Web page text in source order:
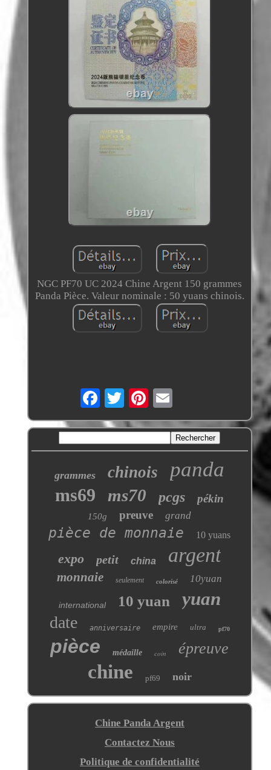
NGC PF70 UC 2024 Chine Argent 150 grammes
Panda Pièce. Valeur nominale : 50 yuans chinois.
grammes chinois panda
ms69 ms70 pcgs pékin
150g preuve grand
pièce de monnaie 10 yuans
expo petit china argent
monnaie seulement colorisé 10yuan
international 10 yuan yuan
date anniversaire empire ultra pf70
pièce médaille coin épreuve
chine pf69 noir
Chine Panda Argent
Contactez Nous
Politique de confidentialité